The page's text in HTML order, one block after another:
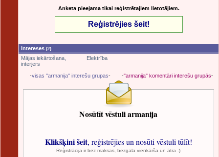
Anketa pieejama tikai reģistrētajiem lietotājiem.
Reģistrējies šeit!
Intereses (2)
Mājas iekārtošana,
interjers
Elektrība
-visas "armanija" interešu grupas- -"armanija" komentāri interešu grupās-
Nosūtīt vēstuli armanija
Klikšķini šeit, reģistrējies un nosūti vēstuli tūlīt!
Reģistrācija ir bez maksas, bezgala vienkārša un ātra :)